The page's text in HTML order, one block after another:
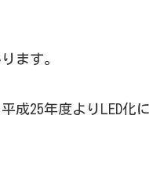
ます。
成25年度よりLED化に